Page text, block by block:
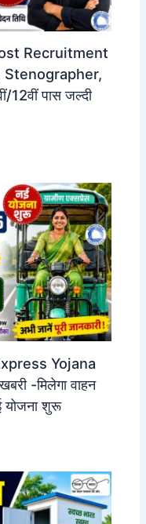
Recruitment
Stenographer,
12वीं पास जल्दी
Yojana
-मिलेगा वाहन
योजना शुरू